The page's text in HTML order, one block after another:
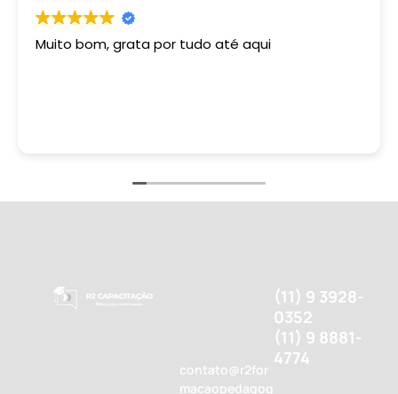
Muito bom, grata por tudo até aqui
contato@r2for
macaopedagog
(11) 9 3928-
0352
(11) 9 8881-
4774